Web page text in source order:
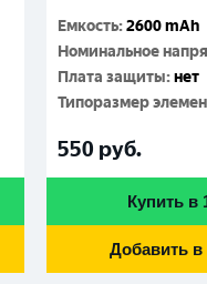
Емкость:2600 mAh
Номинальное
Плата защиты:нет
Типоразмер
550 руб.
Купить в
Добавить в